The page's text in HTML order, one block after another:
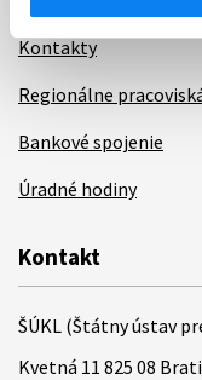
Kontakty
Regionálne
Bankové spojenie
Úradné hodiny
Kontakt
ŠÚKL (Štátny ústav
Kvetná 11 825 08